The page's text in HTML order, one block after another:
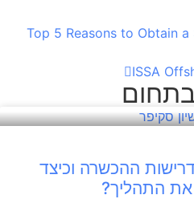
Top 5 Reasons to Obtain
ההכשרה וכיצד
התהליך?